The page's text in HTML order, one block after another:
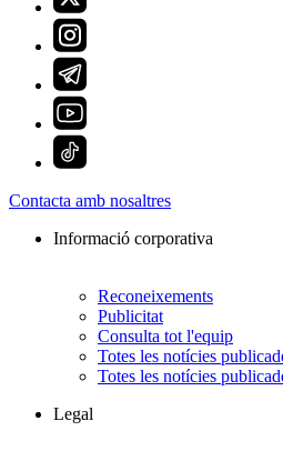
Contacta amb nosaltres
Informació corporativa
Reconeixements
Publicitat
Consulta tot l'equip
Totes les notícies
Totes les notícies
Legal